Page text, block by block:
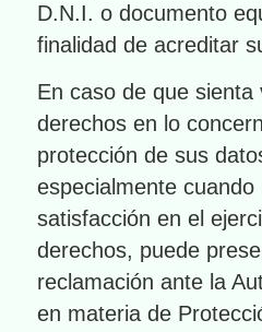
D.N.I. o documento
finalidad de acreditar
En caso de que sienta
derechos en lo
protección de sus
especialmente
satisfacción en el
derechos, puede
reclamación ante la
en materia de